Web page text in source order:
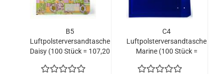
B5
Luftpolsterversandtasche
Daisy (100 Stück = 107,20
C4
Luftpolsterversandtasche
Marine (100 Stück =